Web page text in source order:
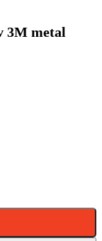
3M metal
količina